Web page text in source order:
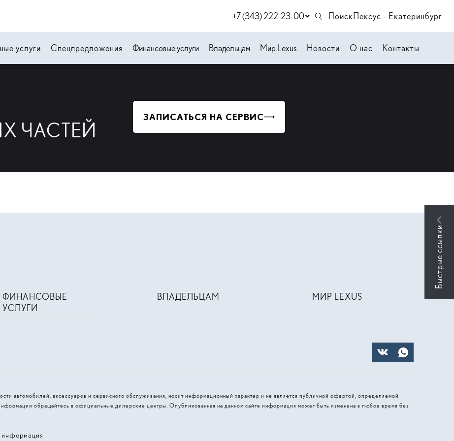
+7 (343) 222-23-00 ПоискЛексус - Екатеринбург
услуги Спецпредложения Финансовые услуги Владельцам Мир Lexus Новости О нас Контакты
ЧАСТЕЙ
ЗАПИСАТЬСЯ НА СЕРВИС
ФИНАНСОВЫЕ
УСЛУГИ
ВЛАДЕЛЬЦАМ МИР LEXUS
автомобилей, аксессуаров и сервисного обслуживания, носит информационный характер и не является публичной офертой, определяемой
обращайтесь в официальные дилерские центры. Опубликованная на данном сайте информация может быть изменена в любое время без
информация